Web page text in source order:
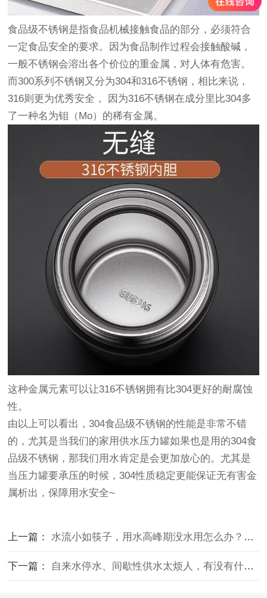
食品级不锈钢是指食品机械接触食品的部分，必须符合
一定食品安全的要求。因为食品制作过程会接触酸碱，
一般不锈钢会溶出各个价位的重金属，对人体有危害。
而300系列不锈钢又分为304和316不锈钢，相比来说，
316则更为优秀安全， 因为316不锈钢在成分里比304多
了一种名为钼（Mo）的稀有金属。
这种金属元素可以让316不锈钢拥有比304更好的耐腐蚀
性。
由以上可以看出，304食品级不锈钢的性能是非常不错
的，尤其是当我们的家用供水压力罐如果也是用的304食
品级不锈钢，那我们用水肯定是会更加放心的。尤其是
当压力罐要承压的时候，304性质稳定更能保证无有害金
属析出，保障用水安全~
上一篇：水流小如筷子，用水高峰期没水用怎么办？无塔供水哪个好？
下一篇： 自来水停水、间歇性供水太烦人，有没有什么好的办法呢？